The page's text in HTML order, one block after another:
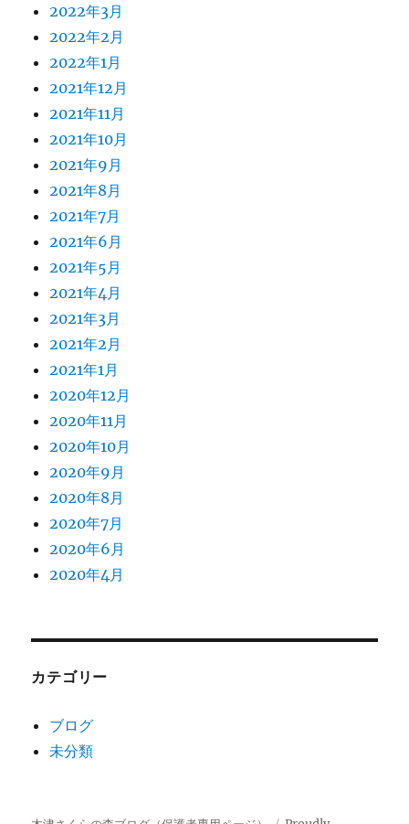
2022年3月
2022年2月
2022年1月
2021年12月
2021年11月
2021年10月
2021年9月
2021年8月
2021年7月
2021年6月
2021年5月
2021年4月
2021年3月
2021年2月
2021年1月
2020年12月
2020年11月
2020年10月
2020年9月
2020年8月
2020年7月
2020年6月
2020年4月
カテゴリー
ブログ
未分類